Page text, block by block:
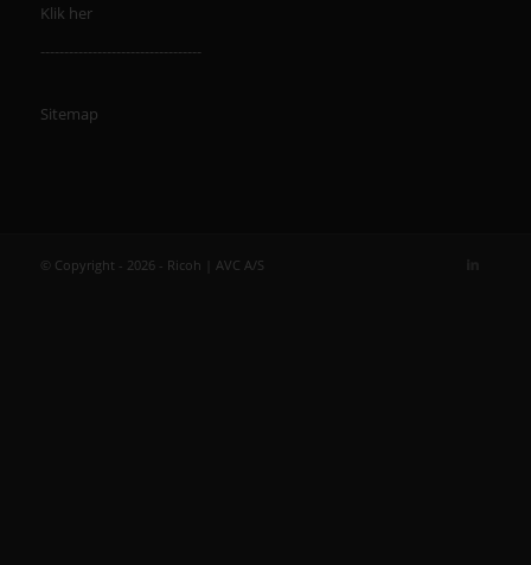
Klik her
----------------------------------
Sitemap
© Copyright - 2026 - Ricoh | AVC A/S